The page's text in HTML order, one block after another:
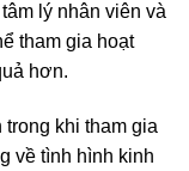
lý nhân viên và
tham gia hoạt
hơn.
khi tham gia
về tình hình kinh